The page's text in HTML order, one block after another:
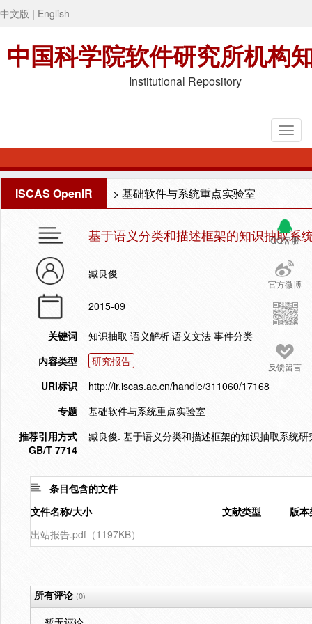
中文版 | English
中国科学院软件研究所机构
Institutional Repository
ISCAS OpenIR > 基础软件与系统重点实验室
QQ客服
官方微博
反馈留言
基于语义分类和描述框架的知识抽取系
臧良俊
2015-09
关键词
知识抽取 语义解析 语义文法 事件分类
内容类型
研究报告
URI标识
http://ir.iscas.ac.cn/handle/311060/17168
专题
基础软件与系统重点实验室
推荐引用方式
GB/T 7714
臧良俊. 基于语义分类和描述框架的知识抽取系统
条目包含的文件
文件名称/大小
文献类型
版本
出站报告.pdf（1197KB）
所有评论(0)